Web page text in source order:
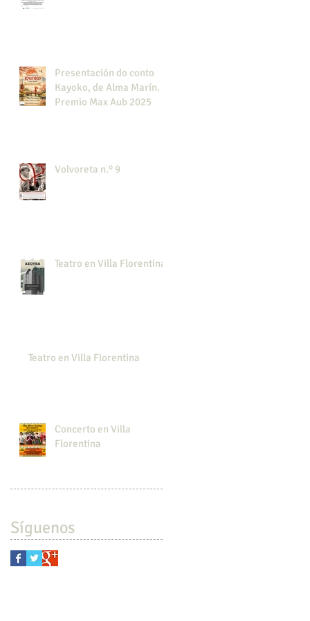
Presentación do conto
Kayoko, de Alma Marín.
Premio Max Aub 2025
Volvoreta n.º 9
Teatro en Villa Florentina
Teatro en Villa Florentina
Concerto en Villa
Florentina
Síguenos